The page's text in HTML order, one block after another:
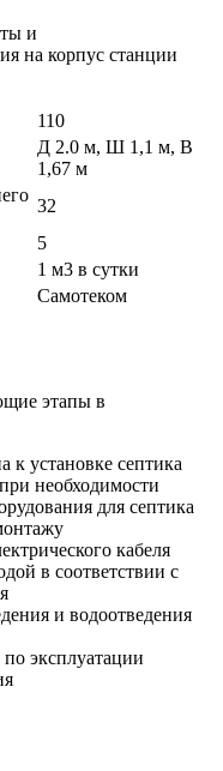
и
на корпус станции
110
Д 2.0 м, Ш 1,1 м, В
1,67 м
32
5
1 м3 в сутки
Самотеком
этапы в
к установке септика
необходимости
для септика
кабеля
в соответствии с
и водоотведения
эксплуатации